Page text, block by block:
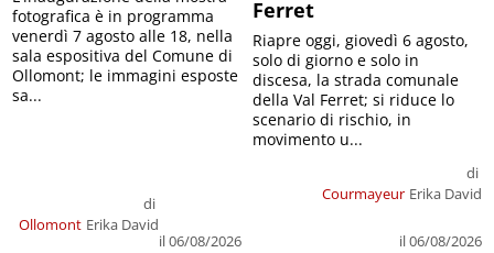
Ollomont
di
Erika David
il 06/08/2026
fotografica è in programma
venerdì 7 agosto alle 18, nella
sala espositiva del Comune di
Ollomont; le immagini esposte
sa...
Ferret
Courmayeur
di
Erika David
il 06/08/2026
Riapre oggi, giovedì 6 agosto,
solo di giorno e solo in
discesa, la strada comunale
della Val Ferret; si riduce lo
scenario di rischio, in
movimento u...